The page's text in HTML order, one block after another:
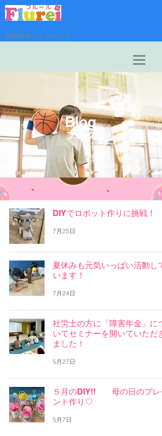
放課後等デイサービス
​Blog
​ブログ
DIYでロボット作りに挑戦！
7月25日
夏休みも元気いっぱい活動して
います！
7月24日
社労士の方に「障害年金」につ
いてセミナーを開いていただき
ました！
5月27日
５月のDIY!! 母の日のプレ
ント作り♡
5月7日